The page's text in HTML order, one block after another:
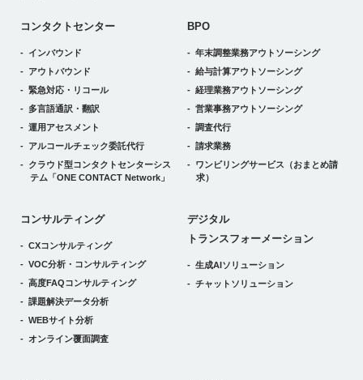
コンタクトセンター
インバウンド
アウトバウンド
緊急対応・リコール
多言語通訳・翻訳
運用アセスメント
アルコールチェック委託代行
クラウド型コンタクトセンターシス
テム「ONE CONTACT Network」
BPO
年末調整業務アウトソーシング
給与計算アウトソーシング
経理業務アウトソーシング
営業事務アウトソーシング
調査代行
請求業務
ワンビリングサービス （おまとめ請
求）
コンサルティング
CXコンサルティング
VOC分析・コンサルティング
高度FAQコンサルティング
課題解決データ分析
WEBサイト分析
オンライン覆面調査
デジタルトランスフォーメーション
デジタル
トランスフォーメーション
生成AIソリューション
チャットソリューション